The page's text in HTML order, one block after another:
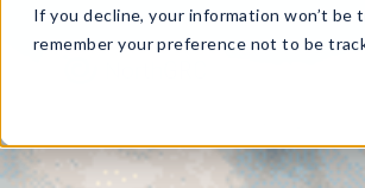
If you decline, your information won’t
remember your preference not to be